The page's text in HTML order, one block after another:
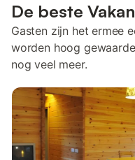
De beste
Gasten zijn het ermee
worden hoog
nog veel meer.